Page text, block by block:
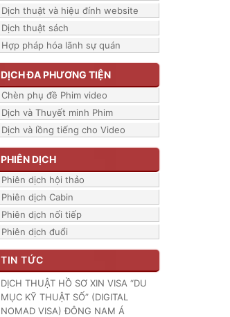
Dịch thuật và hiệu đính website
Dịch thuật sách
Hợp pháp hóa lãnh sự quán
DỊCH ĐA PHƯƠNG TIỆN
Chèn phụ đề Phim video
Dịch và Thuyết minh Phim
Dịch và lồng tiếng cho Video
PHIÊN DỊCH
Phiên dịch hội thảo
Phiên dịch Cabin
Phiên dịch nối tiếp
Phiên dịch đuổi
TIN TỨC
DỊCH THUẬT HỒ SƠ XIN VISA “DU
MỤC KỸ THUẬT SỐ” (DIGITAL
NOMAD VISA) ĐÔNG NAM Á